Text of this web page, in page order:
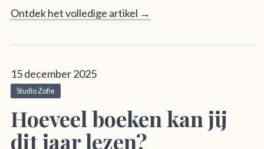
Ontdek het volledige artikel →
15 december 2025
Studio Zofie
Hoeveel boeken kan jij
dit jaar lezen?